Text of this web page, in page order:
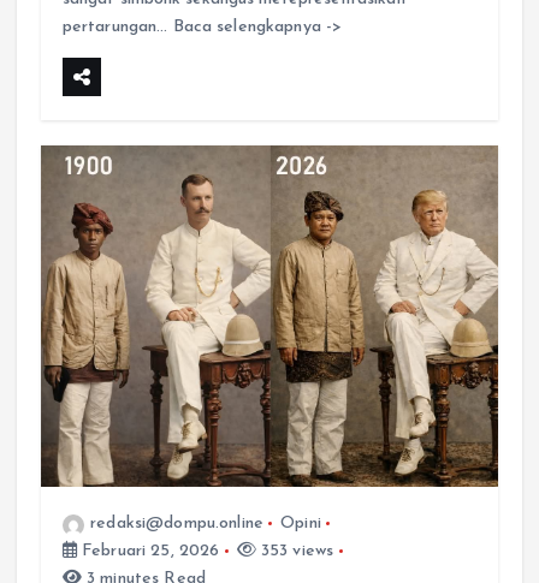
pertarungan… Baca selengkapnya ->
redaksi@dompu.online
Opini
Februari 25, 2026
353 views
3 minutes Read